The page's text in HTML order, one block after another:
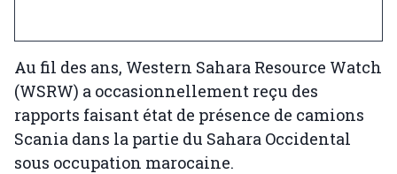
Au fil des ans, Western Sahara Resource Watch
(WSRW) a occasionnellement reçu des
rapports faisant état de présence de camions
Scania dans la partie du Sahara Occidental
sous occupation marocaine.